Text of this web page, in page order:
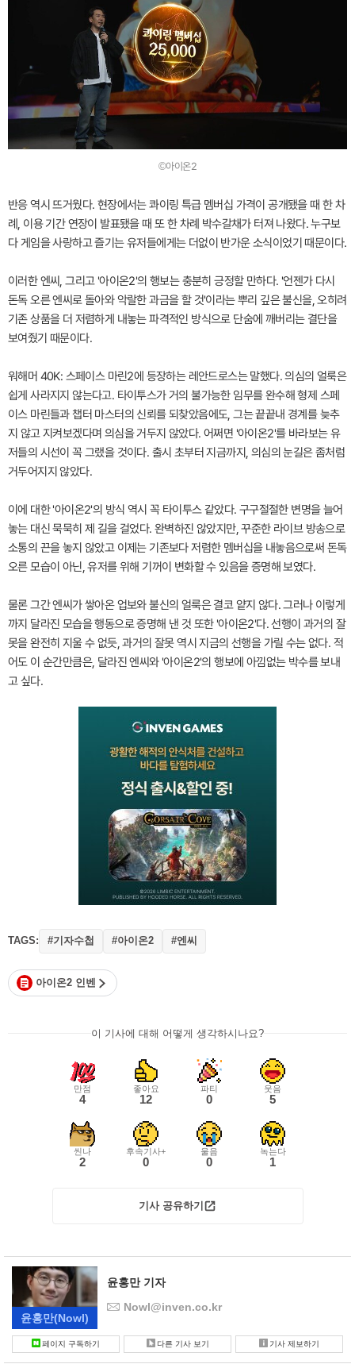
©아이온2
반응 역시 뜨거웠다. 현장에서는 콰이링 특급 멤버십 가격이 공개됐을 때 한 차
례, 이용 기간 연장이 발표됐을 때 또 한 차례 박수갈채가 터져 나왔다. 누구보
다 게임을 사랑하고 즐기는 유저들에게는 더없이 반가운 소식이었기 때문이다.
이러한 엔씨, 그리고 '아이온2'의 행보는 충분히 긍정할 만하다. '언젠가 다시
돈독 오른 엔씨로 돌아와 악랄한 과금을 할 것'이라는 뿌리 깊은 불신을, 오히려
기존 상품을 더 저렴하게 내놓는 파격적인 방식으로 단숨에 깨버리는 결단을
보여줬기 때문이다.
워해머 40K: 스페이스 마린2에 등장하는 레안드로스는 말했다. 의심의 얼룩은
쉽게 사라지지 않는다고. 타이투스가 거의 불가능한 임무를 완수해 형제 스페
이스 마린들과 챕터 마스터의 신뢰를 되찾았음에도, 그는 끝끝내 경계를 늦추
지 않고 지켜보겠다며 의심을 거두지 않았다. 어쩌면 '아이온2'를 바라보는 유
저들의 시선이 꼭 그랬을 것이다. 출시 초부터 지금까지, 의심의 눈길은 좀처럼
거두어지지 않았다.
이에 대한 '아이온2'의 방식 역시 꼭 타이투스 같았다. 구구절절한 변명을 늘어
놓는 대신 묵묵히 제 길을 걸었다. 완벽하진 않았지만, 꾸준한 라이브 방송으로
소통의 끈을 놓지 않았고 이제는 기존보다 저렴한 멤버십을 내놓음으로써 돈독
오른 모습이 아닌, 유저를 위해 기꺼이 변화할 수 있음을 증명해 보였다.
물론 그간 엔씨가 쌓아온 업보와 불신의 얼룩은 결코 얕지 않다. 그러나 이렇게
까지 달라진 모습을 행동으로 증명해 낸 것 또한 '아이온2'다. 선행이 과거의 잘
못을 완전히 지울 수 없듯, 과거의 잘못 역시 지금의 선행을 가릴 수는 없다. 적
어도 이 순간만큼은, 달라진 엔씨와 '아이온2'의 행보에 아낌없는 박수를 보내
고 싶다.
TAGS: #기자수첩 #아이온2 #엔씨
아이온2 인벤
이 기사에 대해 어떻게 생각하시나요?
만점
4
좋아요
12
파티
0
웃음
5
씬나
2
후속기사+
0
울음
0
녹는다
1
기사 공유하기
윤홍만(Nowl)
윤홍만 기자
Nowl@inven.co.kr
페이지 구독하기 다른 기사 보기 기사 제보하기